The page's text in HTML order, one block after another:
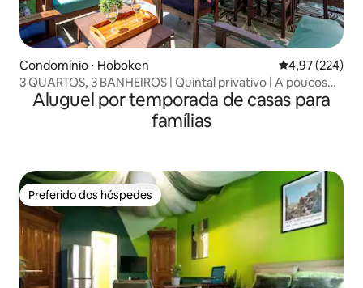
Condomínio ⋅ Hoboken 4,97 de uma
4,97 (224)
3 QUARTOS, 3 BANHEIROS | Quintal privativo | A poucos
minutos do NJ Transit e de Nova York
Aluguel por temporada de casas para
famílias
Preferido dos hóspedes
Preferido dos hóspedes